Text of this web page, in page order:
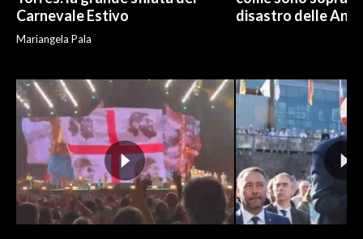
Carnevale Estivo
Mariangela Pala
disastro delle